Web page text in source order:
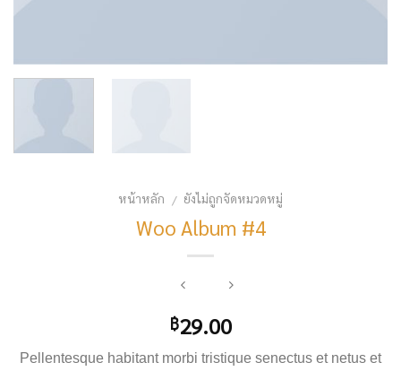
หน้าหลัก / ยังไม่ถูกจัดหมวดหมู่
Woo Album #4
฿29.00
Pellentesque habitant morbi tristique senectus et netus et